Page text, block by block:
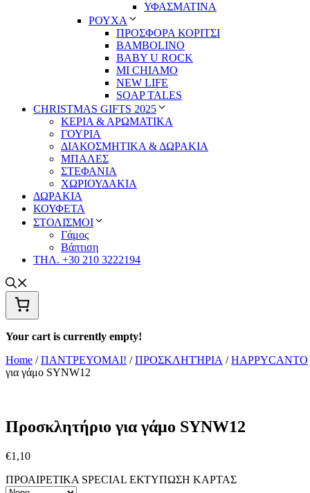
ΥΦΑΣΜΑΤΙΝΑ
ΡΟΥΧΑ
ΠΡΟΣΦΟΡΑ ΚΟΡΙΤΣΙ
BAMBOLINO
BABY U ROCK
MI CHIAMO
NEW LIFE
SOAP TALES
CHRISTMAS GIFTS 2025
ΚΕΡΙΑ & ΑΡΩΜΑΤΙΚΑ
ΓΟΥΡΙΑ
ΔΙΑΚΟΣΜΗΤΙΚΑ & ΔΩΡΑΚΙΑ
ΜΠΑΛΕΣ
ΣΤΕΦΑΝΙΑ
ΧΩΡΙΟΥΔΑΚΙΑ
ΔΩΡΑΚΙΑ
ΚΟΥΦΕΤΑ
ΣΤΟΛΙΣΜΟΙ
Γάμος
Βάπτιση
ΤΗΛ. +30 210 3222194
Your cart is currently empty!
Home /ΠΑΝΤΡΕΥΟΜΑΙ! /ΠΡΟΣΚΛΗΤΉΡΙΑ /HAPPYCANTO
για γάμο SYNW12
Προσκλητήριο για γάμο SYNW12
€1,10
ΠΡΟΑΙΡΕΤΙΚΑ SPECIAL ΕΚΤΥΠΩΣΗ KAΡΤΑΣ